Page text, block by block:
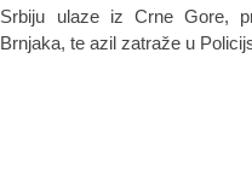
Srbiju ulaze iz Crne Gore,
Brnjaka, te azil zatraže u